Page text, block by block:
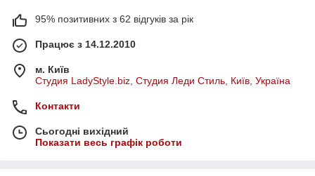
95% позитивних з 62 відгуків за рік
Працює з 14.12.2010
м. Київ
Студия LadyStyle.biz, Студия Леди Стиль, Київ, Україна
Контакти
Сьогодні вихідний
Показати весь графік роботи